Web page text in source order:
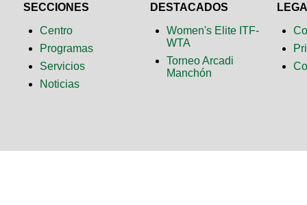
SECCIONES
Centro
Programas
Servicios
Noticias
DESTACADOS
Women's Elite ITF-
WTA
Torneo Arcadi
Manchón